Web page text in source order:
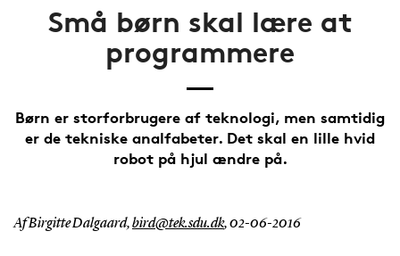
Små børn skal lære at
programmere
Børn er storforbrugere af teknologi, men samtidig
er de tekniske analfabeter. Det skal en lille hvid
robot på hjul ændre på.
Af Birgitte Dalgaard,bird@tek.sdu.dk, 02-06-2016